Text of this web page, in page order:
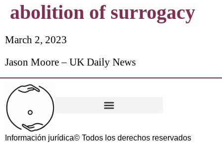
abolition of surrogacy
March 2, 2023
Jason Moore – UK Daily News
Información jurídica© Todos los derechos reservados